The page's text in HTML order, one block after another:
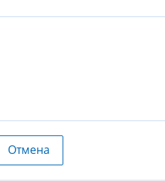
Отмена